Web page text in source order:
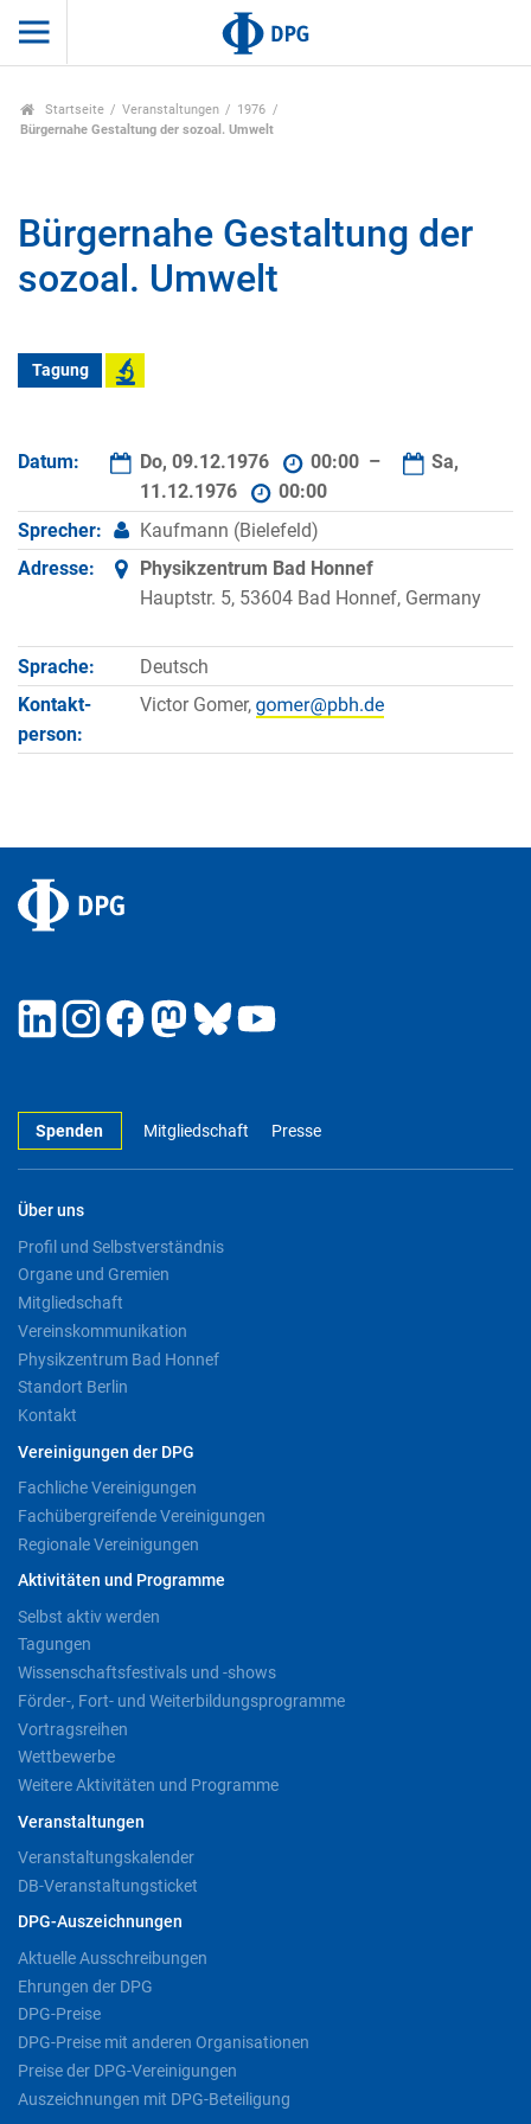
Startseite Veranstaltungen
1976
Bürgernahe Gestaltung der sozoal. Umwelt
Bürgernahe Gestaltung der
sozoal. Umwelt
Tagung
Datum: Do, 09.12.1976 00:00 –
Sa,
11.12.1976
00:00
Sprecher:
Kaufmann (Bielefeld)
Adresse:
Physikzentrum Bad Honnef
Hauptstr. 5, 53604 Bad Honnef, Germany
Sprache:
Deutsch
Kontakt­
person:
Victor Gomer,
Spenden Mitgliedschaft Presse
Über uns
Profil und Selbstverständnis
Organe und Gremien
Mitgliedschaft
Vereinskommunikation
Physikzentrum Bad Honnef
Standort Berlin
Kontakt
Vereinigungen der DPG
Fachliche Vereinigungen
Fachübergreifende Vereinigungen
Regionale Vereinigungen
Aktivitäten und Programme
Selbst aktiv werden
Tagungen
Wissenschaftsfestivals und -shows
Förder-, Fort- und Weiterbildungsprogramme
Vortragsreihen
Wettbewerbe
Weitere Aktivitäten und Programme
Veranstaltungen
Veranstaltungskalender
DB-Veranstaltungsticket
DPG-Auszeichnungen
Aktuelle Ausschreibungen
Ehrungen der DPG
DPG-Preise
DPG-Preise mit anderen Organisationen
Preise der DPG-Vereinigungen
Auszeichnungen mit DPG-Beteiligung